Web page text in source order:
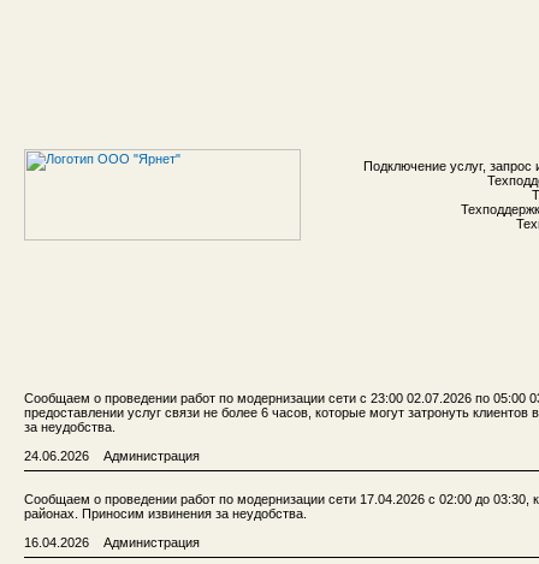
Подключение услуг,
Сообщаем о проведении работ по модернизации сети с 23:00 02.07.2026 по 05:00
предоставлении услуг связи не более 6 часов, которые могут затронуть
за неудобства.
24.06.2026 Администрация
Сообщаем о проведении работ по модернизации сети 17.04.2026 с 02:00 до 03:30,
районах. Приносим извинения за неудобства.
16.04.2026 Администрация